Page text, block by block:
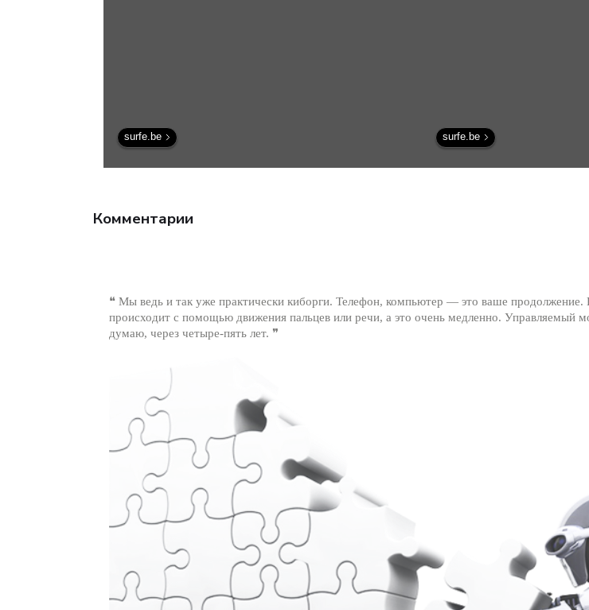
surfe.be surfe.be
Комментарии
❝ Мы ведь и так уже практически киборги. Телефон, компьютер — это ваше продолжение.
происходит с помощью движения пальцев или речи, а это очень медленно. Управляемый
думаю, через четыре-пять лет. ❞